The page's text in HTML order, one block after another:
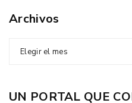
Archivos
Elegir el mes
UN PORTAL QUE